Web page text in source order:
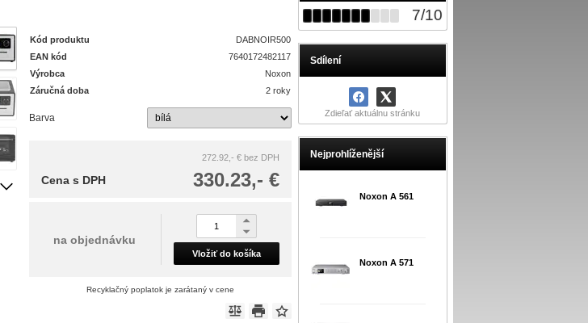
7/10
Sdílení
Zdieľať aktuálnu stránku
Nejprohlíženější
Noxon A 561
Noxon A 571
Kód produktu
DABNOIR500
EAN kód
7640172482117
Výrobca
Noxon
Záručná doba
2 roky
Barva
272.92,- € bez DPH
330.23,- €
Cena s DPH
na objednávku
Vložiť do košíka
Recyklačný poplatok je zarátaný v cene